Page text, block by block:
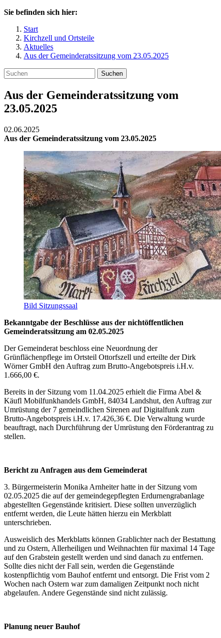
Sie befinden sich hier:
Start
Kirchzell und Ortsteile
Aktuelles
Aus der Gemeinderatssitzung vom 23.05.2025
Suchen
Aus der Gemeinderatssitzung vom
23.05.2025
02.06.2025
Aus der Gemeinderatssitzung vom 23.05.2025
Bild Sitzungssaal
Bekanntgabe der Beschlüsse aus der nichtöffentlichen
Gemeinderatssitzung am 02.05.2025
Der Gemeinderat beschloss eine Neuordnung der
Grünflächenpflege im Ortsteil Ottorfszell und erteilte der Dirk
Wörner GmbH den Auftrag zum Brutto-Angebotspreis i.H.v.
1.666,00 €.
Bereits in der Sitzung vom 11.04.2025 erhielt die Firma Abel &
Käufl Mobilfunkhandels GmbH, 84034 Landshut, den Auftrag zur
Umrüstung der 7 gemeindlichen Sirenen auf Digitalfunk zum
Brutto-Angebotspreis i.H.v. 17.426,36 €. Die Verwaltung wurde
beauftragt, nach Durchführung der Umrüstung den Förderantrag zu
stellen.
Bericht zu Anfragen aus dem Gemeinderat
3. Bürgermeisterin Monika Arnheiter hatte in der Sitzung vom
02.05.2025 die auf der gemeindegepflegten Erdurnengrabanlage
abgestellten Gegenstände kritisiert. Diese sollten unverzüglich
entfernt werden, die Leute hätten hierzu ein Merkblatt
unterschrieben.
Ausweislich des Merkblatts können Grablichter nach der Bestattung
und zu Ostern, Allerheiligen und Weihnachten für maximal 14 Tage
auf den Grabstein gestellt werden und sind danach zu entfernen.
Sollte dies nicht der Fall sein, werden die Gegenstände
kostenpflichtig vom Bauhof entfernt und entsorgt. Die Frist vom 2
Wochen nach Ostern war zum damaligen Zeitpunkt noch nicht
abgelaufen. Andere Gegenstände sind nicht zulässig.
Planung neuer Bauhof